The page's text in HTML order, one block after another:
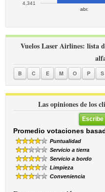
abr.
4,341
Vuelos Laser Airlines: lista
B C E M O P S
Las opiniones de los
Escribe
Promedio votaciones
Puntualidad
Servicio a tierra
Servicio a bordo
Limpieza
Conveniencia